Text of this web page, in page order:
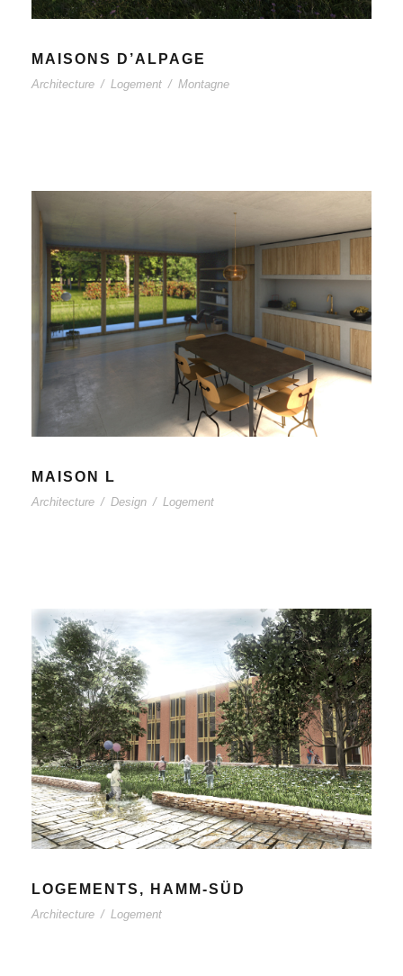
MAISONS D’ALPAGE
Architecture / Logement / Montagne
MAISON L
Architecture / Design / Logement
LOGEMENTS, HAMM-SÜD
Architecture / Logement